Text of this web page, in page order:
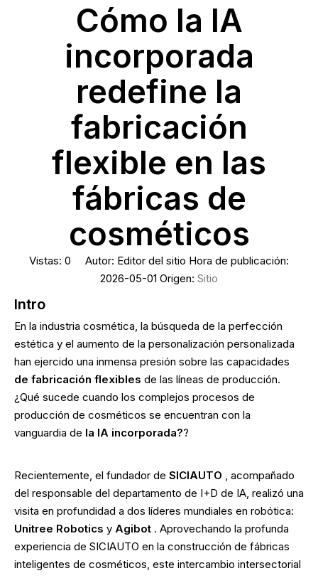
Cómo la IA
incorporada
redefine la
fabricación
flexible en las
fábricas de
cosméticos
Vistas: 0 Autor: Editor del sitio Hora de publicación:
2026-05-01 Origen: Sitio
Intro
En la industria cosmética, la búsqueda de la perfección
estética y el aumento de la personalización personalizada
han ejercido una inmensa presión sobre las capacidades
de fabricación flexibles de las líneas de producción.
¿Qué sucede cuando los complejos procesos de
producción de cosméticos se encuentran con la
vanguardia de la IA incorporada??
Recientemente, el fundador de SICIAUTO , acompañado
del responsable del departamento de I+D de IA, realizó una
visita en profundidad a dos líderes mundiales en robótica:
Unitree Robotics y Agibot . Aprovechando la profunda
experiencia de SICIAUTO en la construcción de fábricas
inteligentes de cosméticos, este intercambio intersectorial